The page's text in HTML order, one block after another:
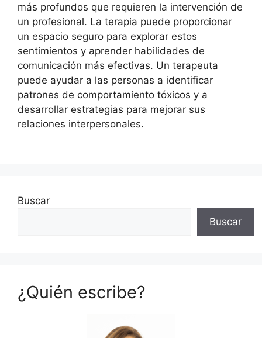
más profundos que requieren la intervención de
un profesional. La terapia puede proporcionar
un espacio seguro para explorar estos
sentimientos y aprender habilidades de
comunicación más efectivas. Un terapeuta
puede ayudar a las personas a identificar
patrones de comportamiento tóxicos y a
desarrollar estrategias para mejorar sus
relaciones interpersonales.
Buscar
Buscar
¿Quién escribe?